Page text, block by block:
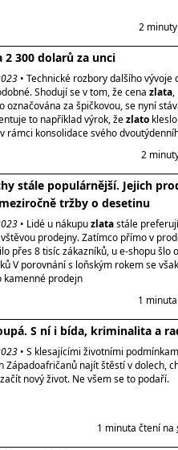
2
2 300 dolarů za unci
• Technické rozbory dalšího vývoje
Shodují se v tom, že cena zlata,
označována za špičkovou, se nyní
to například výrok, žezlato
rámci konsolidace svého
2
stále populárnější. Jejich
tržby o desetinu
• Lidé u nákupuzlatastále
prodejny. Zatímco přímo v
přes 8 tisíc zákazníků, u e-shopu šlo
V porovnání s loňským rokem se
kamenné prodejn
1
S ní i bída, kriminalita a
• S klesajícími životními
Západoafričanů najít štěstí v dolech,
nový život. Ne všem se to podaří.
1 minuta čtení na